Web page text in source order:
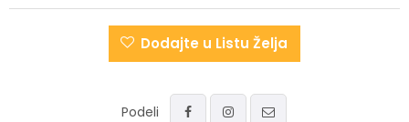
Dodajte u Listu Želja
Podeli